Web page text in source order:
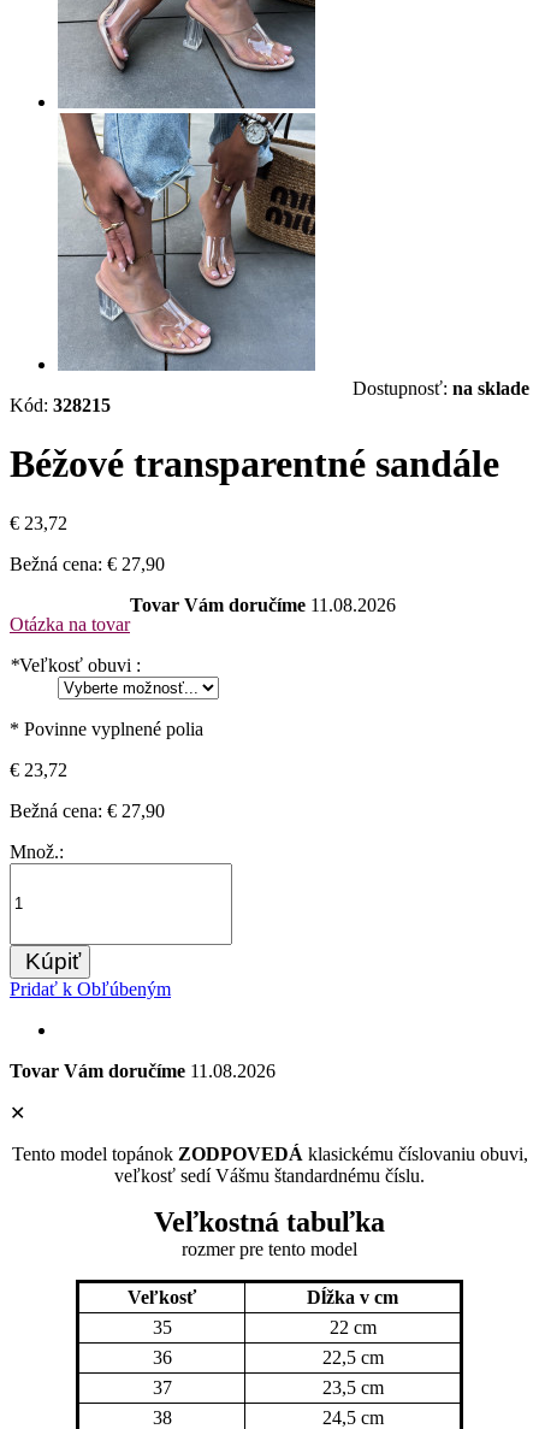
Kód: 328215
Dostupnosť: na sklade
Béžové transparentné sandále
€ 23,72
Bežná cena: € 27,90
Otázka na tovar
Tovar Vám doručíme 11.08.2026
*Veľkosť obuvi :
* Povinne vyplnené polia
€ 23,72
Bežná cena: € 27,90
Množ.:
Kúpiť
Pridať k Obľúbeným
Tovar Vám doručíme 11.08.2026
✕
Tento model topánok ZODPOVEDÁ klasickému číslovaniu obuvi,
veľkosť sedí Vášmu štandardnému číslu.
Veľkostná tabuľka
rozmer pre tento model
Veľkosť
Dĺžka v cm
35
22 cm
36
22,5 cm
37
23,5 cm
38
24,5 cm